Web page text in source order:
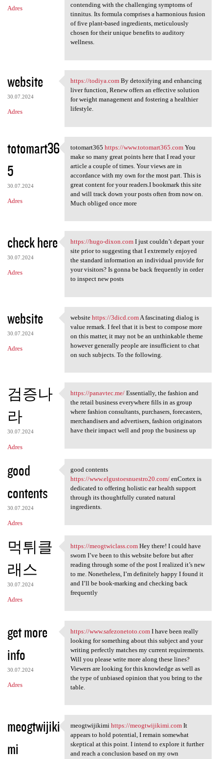
Adres
contending with the challenging symptoms of
tinnitus. Its formula comprises a harmonious fusion
of five plant-based ingredients, meticulously
chosen for their unique benefits to auditory
wellness.
website
30.07.2024
Adres
https://todiya.com By
https://todiya.comBy detoxifying and enhancing
liver function, Renew offers an effective solution
for weight management and fostering a healthier
lifestyle.
totomart36
5
30.07.2024
Adres
totomart365 https://www
totomart365 https://www.totomart365.comYou
make so many great points here that I read your
article a couple of times. Your views are in
accordance with my own for the most part. This is
great content for your readers.I bookmark this site
and will track down your posts often from now on.
Much obliged once more
check here
30.07.2024
Adres
https://hugo-dixon.com I just
https://hugo-dixon.comI just couldn’t depart your
site prior to suggesting that I extremely enjoyed
the standard information an individual provide for
your visitors? Is gonna be back frequently in order
to inspect new posts
website
30.07.2024
Adres
website https://3dicd.com A
website https://3dicd.comA fascinating dialog is
value remark. I feel that it is best to compose more
on this matter, it may not be an unthinkable theme
however generally people are insufficient to chat
on such subjects. To the following.
검증나
라
30.07.2024
Adres
https://panavtec.me/
https://panavtec.me/Essentially, the fashion and
the retail business everywhere fills in as group
where fashion consultants, purchasers, forecasters,
merchandisers and advertisers, fashion originators
have their impact well and prop the business up
good
contents
30.07.2024
Adres
good contents https://www
good contents
https://www.elgustoesnuestro20.com/enCortex is
dedicated to offering holistic ear health support
through its thoughtfully curated natural
ingredients.
먹튀클
래스
30.07.2024
Adres
https://meogtwiclass.com Hey
https://meogtwiclass.comHey there! I could have
sworn I’ve been to this website before but after
reading through some of the post I realized it’s new
to me. Nonetheless, I’m definitely happy I found it
and I’ll be book-marking and checking back
frequently
get more
info
30.07.2024
Adres
https://www.safezonetoto.com
https://www.safezonetoto.comI have been really
looking for something about this subject and your
writing perfectly matches my current requirements.
Will you please write more along these lines?
Viewers are looking for this knowledge as well as
the type of unbiased opinion that you bring to the
table.
meogtwijiki
mi
meogtwijikimi https:/
meogtwijikimi https://meogtwijikimi.comIt
appears to hold potential, I remain somewhat
skeptical at this point. I intend to explore it further
and reach a conclusion based on my own